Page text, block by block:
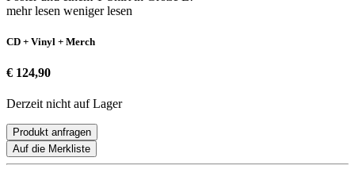
mehr lesen weniger lesen
CD + Vinyl + Merch
€ 124,90
Derzeit nicht auf Lager
Produkt anfragen
Auf die Merkliste